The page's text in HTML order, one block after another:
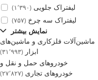
لیفتراک جلویی(۱٬۳۹۰)
لیفتراک سه چرخ(۷۵۷)
نمایش بیشتر
ماشین‌آلات فلزکاری و ماشین‌های
ابزار(۳۱٬۹۹۳)
خودروهای حمل و نقل و
خودروهای تجاری(۲۷٬۸۲۷)